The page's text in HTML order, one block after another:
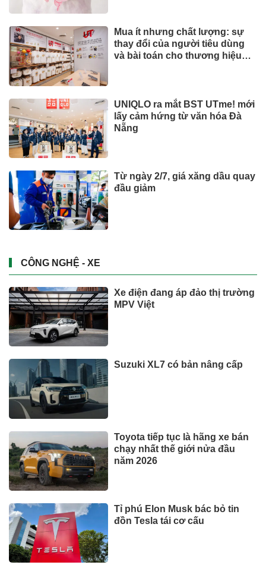
Mua ít nhưng chất lượng: sự
thay đổi của người tiêu dùng
và bài toán cho thương hiệu
UNIQLO ra mắt BST UTme! mới
lấy cảm hứng từ văn hóa Đà
Nẵng
Từ ngày 2/7, giá xăng dầu quay
đầu giảm
CÔNG NGHỆ - XE
Xe điện đang áp đảo thị trường
MPV Việt
Suzuki XL7 có bản nâng cấp
Toyota tiếp tục là hãng xe bán
chạy nhất thế giới nửa đầu
năm 2026
Tỉ phú Elon Musk bác bỏ tin
đồn Tesla tái cơ cấu